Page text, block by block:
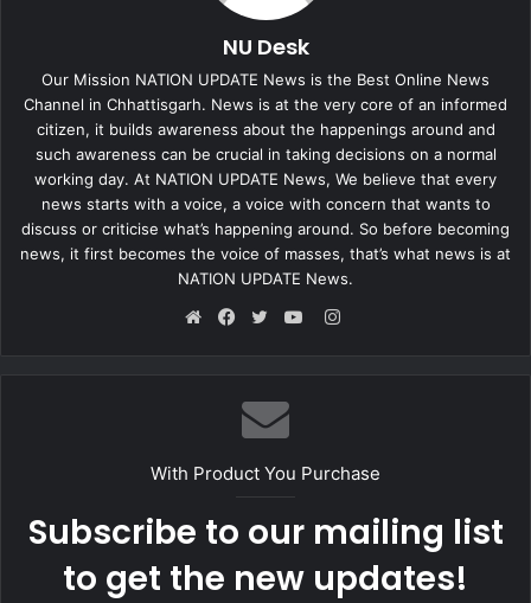
NU Desk
Our Mission NATION UPDATE News is the Best Online News
Channel in Chhattisgarh. News is at the very core of an informed
citizen, it builds awareness about the happenings around and
such awareness can be crucial in taking decisions on a normal
working day. At NATION UPDATE News, We believe that every
news starts with a voice, a voice with concern that wants to
discuss or criticise what’s happening around. So before becoming
news, it first becomes the voice of masses, that’s what news is at
NATION UPDATE News.
Instagram
With Product You Purchase
Subscribe to our mailing list
to get the new updates!